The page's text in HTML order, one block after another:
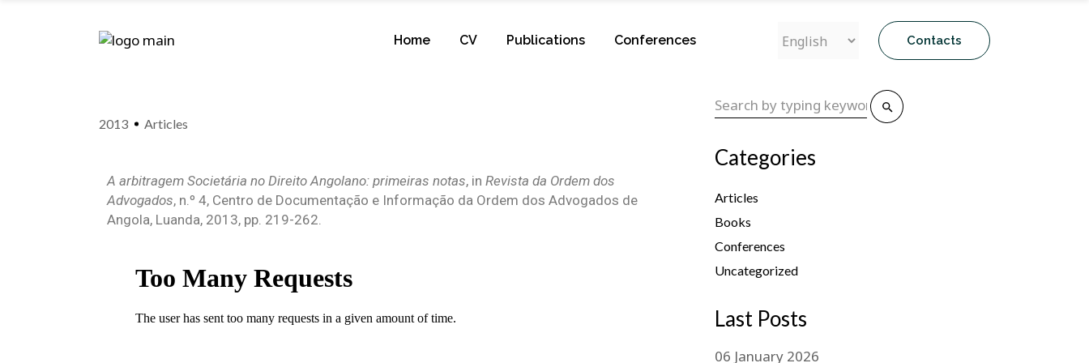
Home CV Publications Conferences Contacts
2013 Articles
A arbitragem Societária no Direito Angolano: primeiras notas, in Revista da Ordem dos
Advogados, n.º 4, Centro de Documentação e Informação da Ordem dos Advogados de
Angola, Luanda, 2013, pp. 219-262.
Categories
Articles
Books
Conferences
Uncategorized
Last Posts
06 January 2026